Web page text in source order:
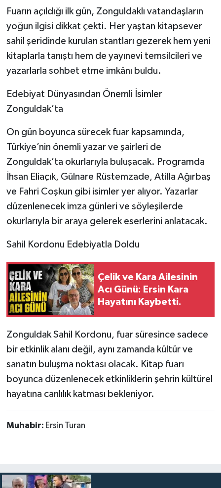
Fuarın açıldığı ilk gün, Zonguldaklı vatandaşların
yoğun ilgisi dikkat çekti. Her yaştan kitapsever
sahil şeridinde kurulan stantları gezerek hem yeni
kitaplarla tanıştı hem de yayınevi temsilcileri ve
yazarlarla sohbet etme imkânı buldu.
Edebiyat Dünyasından Önemli İsimler
Zonguldak’ta
On gün boyunca sürecek fuar kapsamında,
Türkiye’nin önemli yazar ve şairleri de
Zonguldak’ta okurlarıyla buluşacak. Programda
İhsan Eliaçık, Gülnare Rüstemzade, Atilla Ağırbaş
ve Fahri Coşkun gibi isimler yer alıyor. Yazarlar
düzenlenecek imza günleri ve söyleşilerde
okurlarıyla bir araya gelerek eserlerini anlatacak.
Sahil Kordonu Edebiyatla Doldu
Çelik ve Kara Ailesinin
Acı Günü: Ersin Kara
Hayatını Kaybetti.
Zonguldak Sahil Kordonu, fuar süresince sadece
bir etkinlik alanı değil, aynı zamanda kültür ve
sanatın buluşma noktası olacak. Kitap fuarı
boyunca düzenlenecek etkinliklerin şehrin kültürel
hayatına canlılık katması bekleniyor.
Muhabir: Ersin Turan